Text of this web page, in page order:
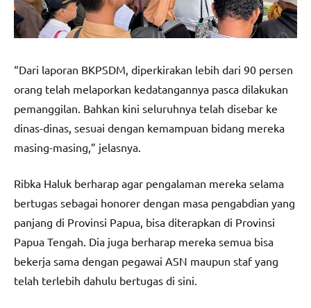
“Dari laporan BKPSDM, diperkirakan lebih dari 90 persen
orang telah melaporkan kedatangannya pasca dilakukan
pemanggilan. Bahkan kini seluruhnya telah disebar ke
dinas-dinas, sesuai dengan kemampuan bidang mereka
masing-masing,” jelasnya.
Ribka Haluk berharap agar pengalaman mereka selama
bertugas sebagai honorer dengan masa pengabdian yang
panjang di Provinsi Papua, bisa diterapkan di Provinsi
Papua Tengah. Dia juga berharap mereka semua bisa
bekerja sama dengan pegawai ASN maupun staf yang
telah terlebih dahulu bertugas di sini.